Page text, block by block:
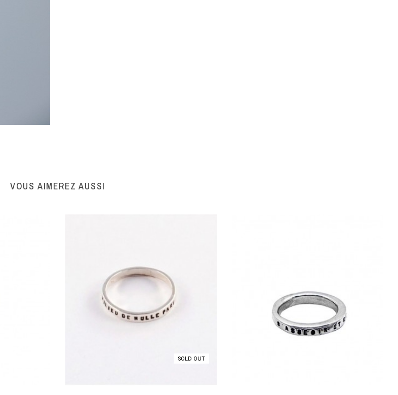
VOUS AIMEREZ AUSSI
SOLD OUT